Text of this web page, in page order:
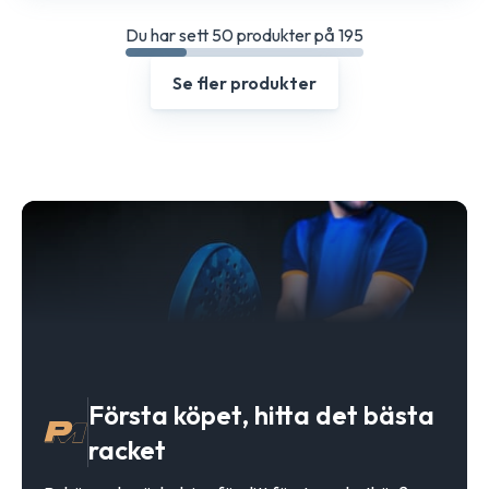
Du har sett 50 produkter på 195
Se fler produkter
Första köpet, hitta det bästa
racket